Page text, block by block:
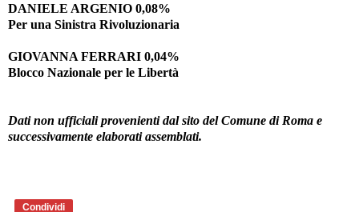
DANIELE ARGENIO 0,08%
Per una Sinistra Rivoluzionaria
GIOVANNA FERRARI 0,04%
Blocco Nazionale per le Libertà
Dati non ufficiali provenienti dal sito del Comune di Roma e
successivamente elaborati assemblati.
Condividi